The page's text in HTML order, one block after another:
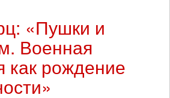
«Пушки и
Военная
как рождение